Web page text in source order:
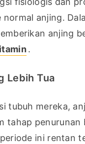
normal anjing.
.
Lebih Tua
tubuh mereka,
tahap penurunan
ini rentan